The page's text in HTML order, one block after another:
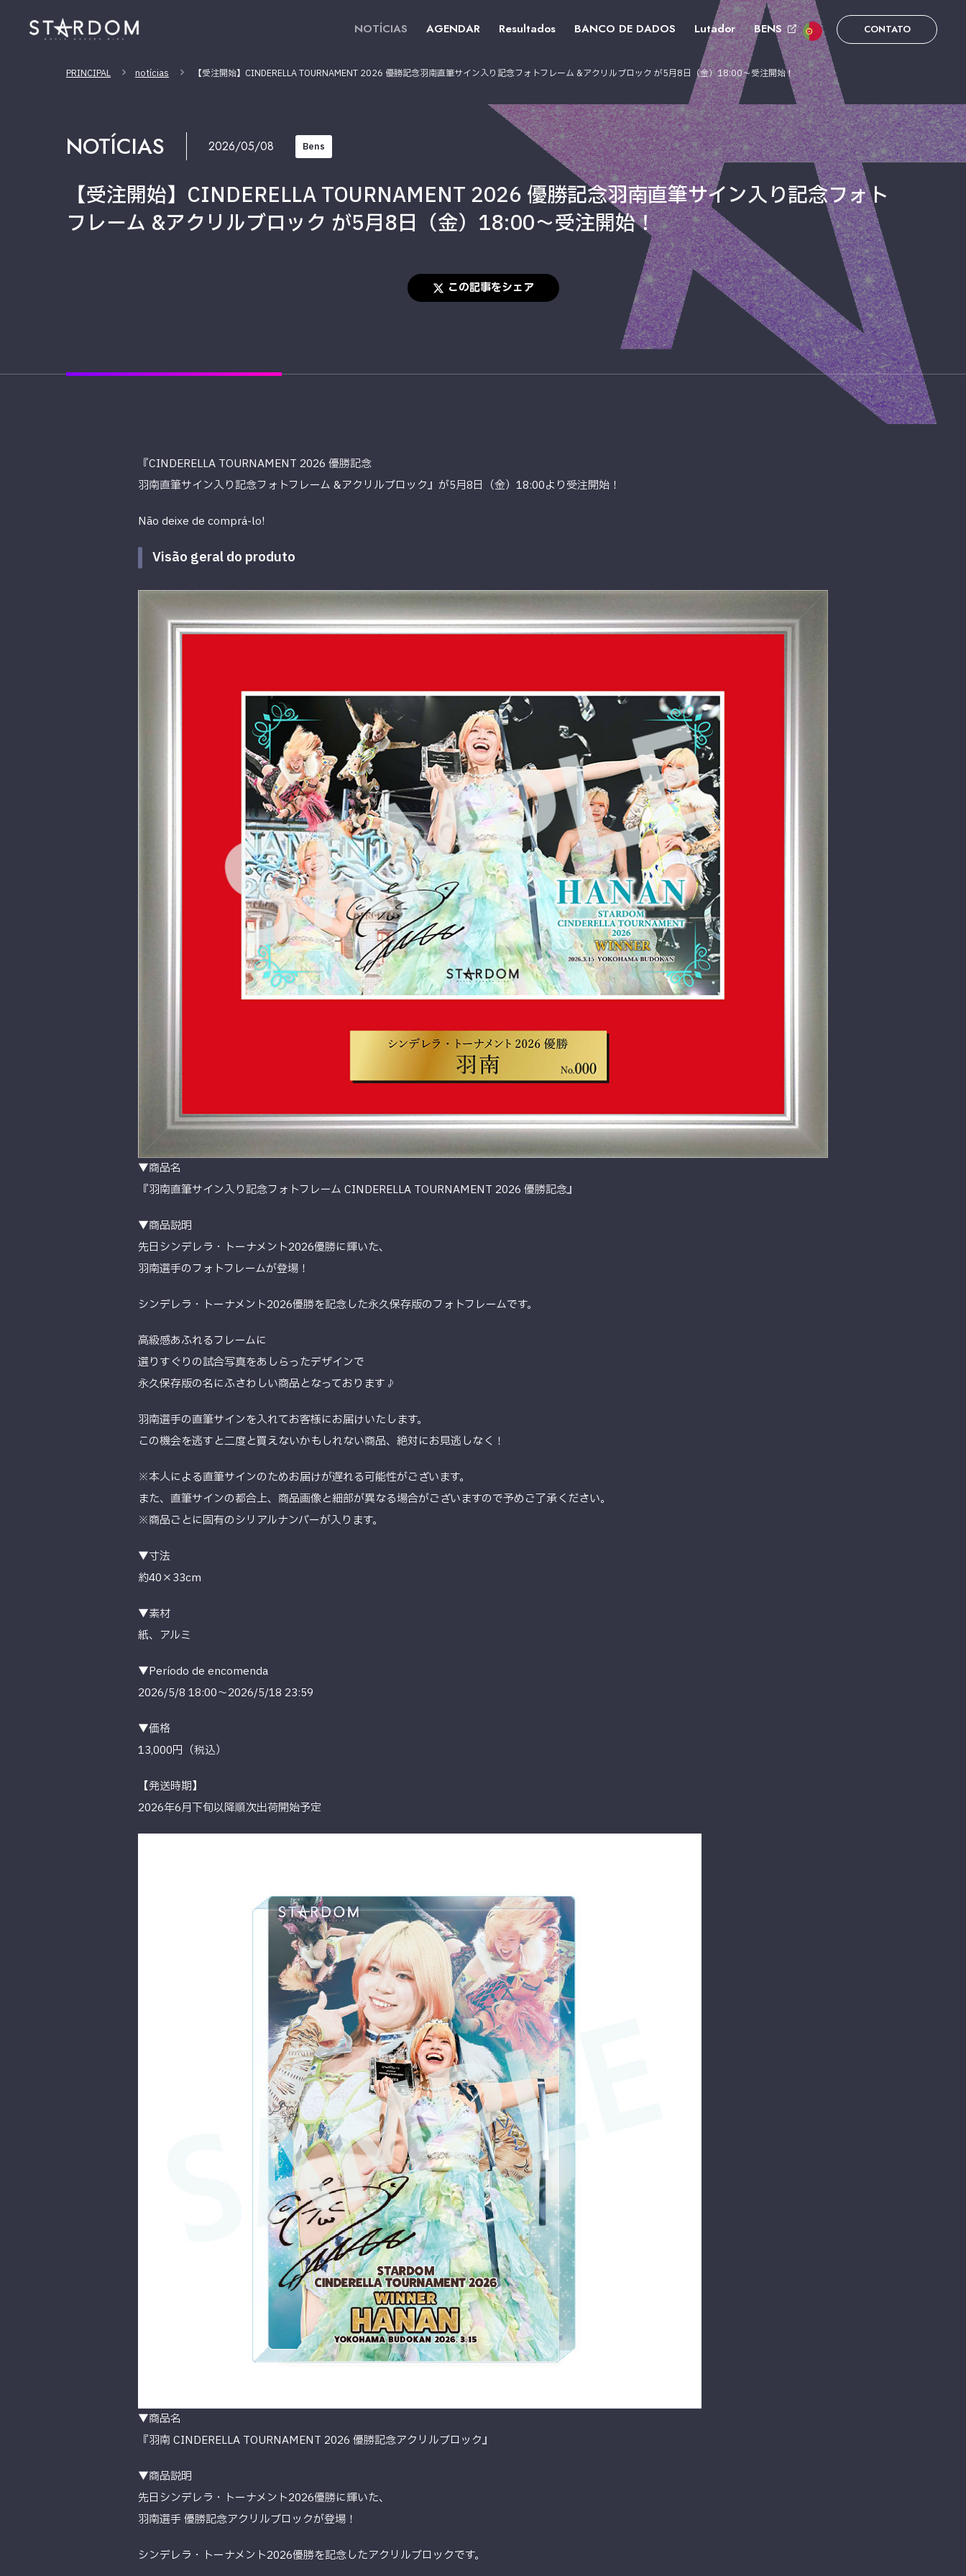
NOTÍCIAS AGENDAR Resultados BANCO DE DADOS Lutador BENS CONTATO
PRINCIPAL notícias 【受注開始】CINDERELLA TOURNAMENT 2026 優勝記念羽南直筆サイン入り記念フォトフレーム &アクリルブロック が5月8日（金）18:00～受注開始！
NOTÍCIAS 2026/05/08 Bens
【受注開始】CINDERELLA TOURNAMENT 2026 優勝記念羽南直筆サイン入り記念フォト
フレーム &アクリルブロック が5月8日（金）18:00～受注開始！
この記事をシェア
『CINDERELLA TOURNAMENT 2026 優勝記念
羽南直筆サイン入り記念フォトフレーム &アクリルブロック』が5月8日（金）18:00より受注開始！
Não deixe de comprá-lo!
Visão geral do produto
▼商品名
『羽南直筆サイン入り記念フォトフレーム CINDERELLA TOURNAMENT 2026 優勝記念』
▼商品説明
先日シンデレラ・トーナメント2026優勝に輝いた、
羽南選手のフォトフレームが登場！
シンデレラ・トーナメント2026優勝を記念した永久保存版のフォトフレームです。
高級感あふれるフレームに
選りすぐりの試合写真をあしらったデザインで
永久保存版の名にふさわしい商品となっております♪
羽南選手の直筆サインを入れてお客様にお届けいたします。
この機会を逃すと二度と買えないかもしれない商品、絶対にお見逃しなく！
※本人による直筆サインのためお届けが遅れる可能性がございます。
また、直筆サインの都合上、商品画像と細部が異なる場合がございますので予めご了承ください。
※商品ごとに固有のシリアルナンバーが入ります。
▼寸法
約40×33cm
▼素材
紙、アルミ
▼Período de encomenda
2026/5/8 18:00～2026/5/18 23:59
▼価格
13,000円（税込）
【発送時期】
2026年6月下旬以降順次出荷開始予定
▼商品名
『羽南 CINDERELLA TOURNAMENT 2026 優勝記念アクリルブロック』
▼商品説明
先日シンデレラ・トーナメント2026優勝に輝いた、
羽南選手 優勝記念アクリルブロックが登場！
シンデレラ・トーナメント2026優勝を記念したアクリルブロックです。